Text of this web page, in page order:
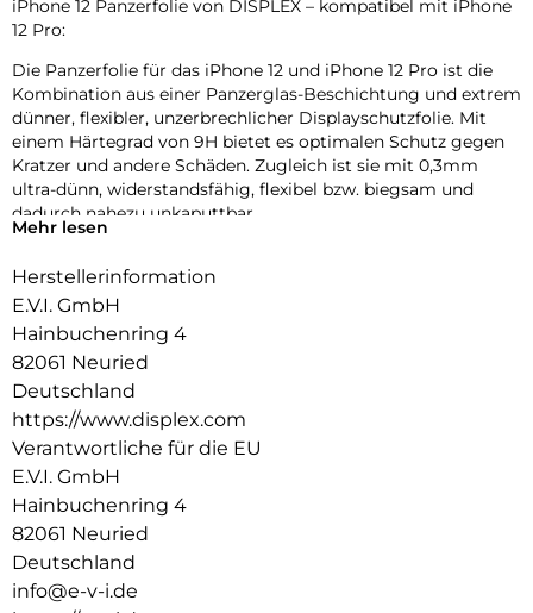
iPhone 12 Panzerfolie von DISPLEX – kompatibel mit iPhone
12 Pro:
Die Panzerfolie für das iPhone 12 und iPhone 12 Pro ist die
Kombination aus einer Panzerglas-Beschichtung und extrem
dünner, flexibler, unzerbrechlicher Displayschutzfolie. Mit
einem Härtegrad von 9H bietet es optimalen Schutz gegen
Kratzer und andere Schäden. Zugleich ist sie mit 0,3mm
ultra-dünn, widerstandsfähig, flexibel bzw. biegsam und
dadurch nahezu unkaputtbar.
Lasertechnologie in unserer Produktion In Straubing
gefertigt und exakt an die Kontur des Smartphone Displays
angepasst – Made in Germany. Die uneingeschränkte
Funktionalität, Farbbrillanz und Hüllenkompatibilität sind
selbstverständlich garantiert.
Hüllenfreundlich:
Die iPhone 12 Schutzfolie wird bis auf 5/100 mm genau auf
die Smartphone Konturen gefertigt und passt somit perfekt
auf Ihr Smartphone. Außerdem ist die Schutzfolie ultradünn.
Somit lassen sich alle handelsüblichen Handyhüllen mit der
iPhone 12 Pro Panzerfolie benutzen. Durch einen
kombinierten Schutz aus DISPLEX Smart Glass und Ihrer
Handyhülle wird Ihr Smartphone rundum optimal geschützt.
Mehr lesen
Herstellerinformation
E.V.I. GmbH
Hainbuchenring 4
82061 Neuried
Deutschland
https://www.displex.com
Verantwortliche für die EU
E.V.I. GmbH
Hainbuchenring 4
82061 Neuried
Deutschland
info@e-v-i.de